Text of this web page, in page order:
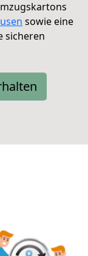
sowie eine
sicheren